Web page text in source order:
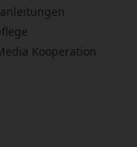
Kooperation